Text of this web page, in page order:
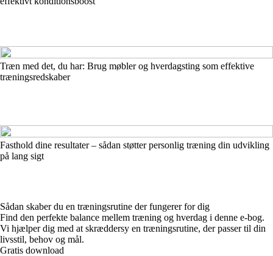
Træn med det, du har: Brug møbler og hverdagsting som effektive
træningsredskaber
Fasthold dine resultater – sådan støtter personlig træning din udvikling
på lang sigt
Sådan skaber du en træningsrutine der fungerer for dig
Find den perfekte balance mellem træning og hverdag i denne e-bog.
Vi hjælper dig med at skræddersy en træningsrutine, der passer til din
livsstil, behov og mål.
Gratis download